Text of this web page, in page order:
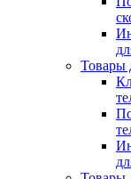
Товары